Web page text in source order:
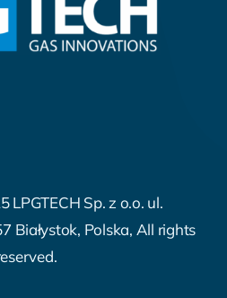
LPGTECH Sp. z o.o. ul.
Białystok, Polska, All rights